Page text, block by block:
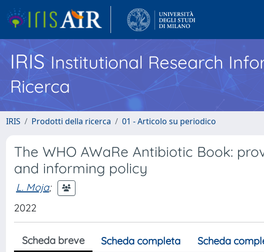
IRISInstitutional Research
Ricerca
IRIS Prodotti della ricerca 01 - Articolo su periodico
The WHO AWaRe Antibiotic Book:
and informing policy
L. Moja;
2022
Scheda breve Scheda completa Scheda